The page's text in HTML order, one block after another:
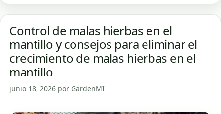
Control de malas hierbas en el
mantillo y consejos para eliminar el
crecimiento de malas hierbas en el
mantillo
junio 18, 2026 por GardenMI